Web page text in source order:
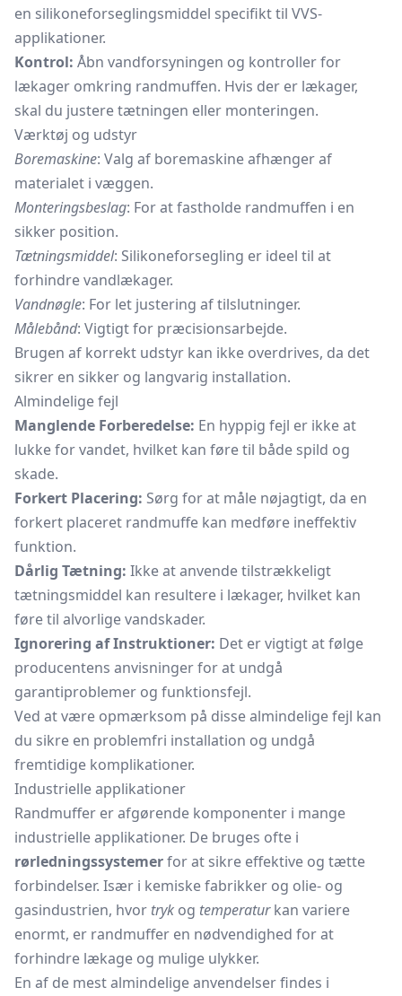
en silikoneforseglingsmiddel specifikt til VVS-
applikationer.
Kontrol: Åbn vandforsyningen og kontroller for
lækager omkring randmuffen. Hvis der er lækager,
skal du justere tætningen eller monteringen.
Værktøj og udstyr
Boremaskine: Valg af boremaskine afhænger af
materialet i væggen.
Monteringsbeslag: For at fastholde randmuffen i en
sikker position.
Tætningsmiddel: Silikoneforsegling er ideel til at
forhindre vandlækager.
Vandnøgle: For let justering af tilslutninger.
Målebånd: Vigtigt for præcisionsarbejde.
Brugen af korrekt udstyr kan ikke overdrives, da det
sikrer en sikker og langvarig installation.
Almindelige fejl
Manglende Forberedelse: En hyppig fejl er ikke at
lukke for vandet, hvilket kan føre til både spild og
skade.
Forkert Placering: Sørg for at måle nøjagtigt, da en
forkert placeret randmuffe kan medføre ineffektiv
funktion.
Dårlig Tætning: Ikke at anvende tilstrækkeligt
tætningsmiddel kan resultere i lækager, hvilket kan
føre til alvorlige vandskader.
Ignorering af Instruktioner: Det er vigtigt at følge
producentens anvisninger for at undgå
garantiproblemer og funktionsfejl.
Ved at være opmærksom på disse almindelige fejl kan
du sikre en problemfri installation og undgå
fremtidige komplikationer.
Industrielle applikationer
Randmuffer er afgørende komponenter i mange
industrielle applikationer. De bruges ofte i
rørledningssystemerfor at sikre effektive og tætte
forbindelser. Især i kemiske fabrikker og olie- og
gasindustrien, hvor tryk og temperaturkan variere
enormt, er randmuffer en nødvendighed for at
forhindre lækage og mulige ulykker.
En af de mest almindelige anvendelser findes i